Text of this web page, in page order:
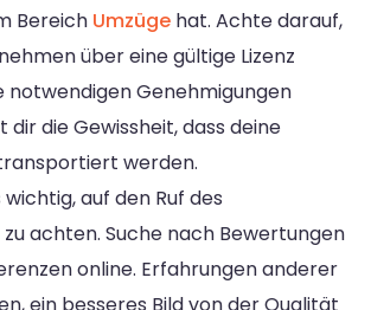
Bereich Umzüge hat. Achte darauf,
über eine gültige Lizenz
notwendigen Genehmigungen
dir die Gewissheit, dass deine
werden.
auf den Ruf des
achten. Suche nach Bewertungen
online. Erfahrungen anderer
ein besseres Bild von der Qualität